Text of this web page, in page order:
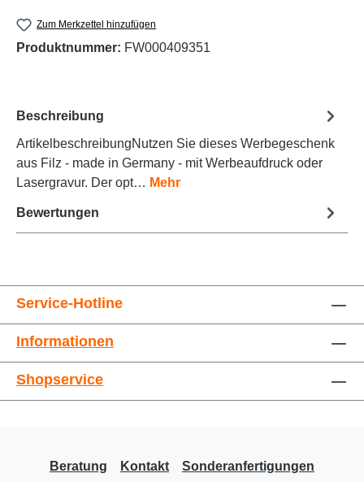
Zum Merkzettel hinzufügen
Produktnummer: FW000409351
Beschreibung
ArtikelbeschreibungNutzen Sie dieses Werbegeschenk
aus Filz - made in Germany - mit Werbeaufdruck oder
Lasergravur. Der opt… Mehr
Bewertungen
Service-Hotline
Informationen
Shopservice
Beratung Kontakt Sonderanfertigungen
Großer Cursor